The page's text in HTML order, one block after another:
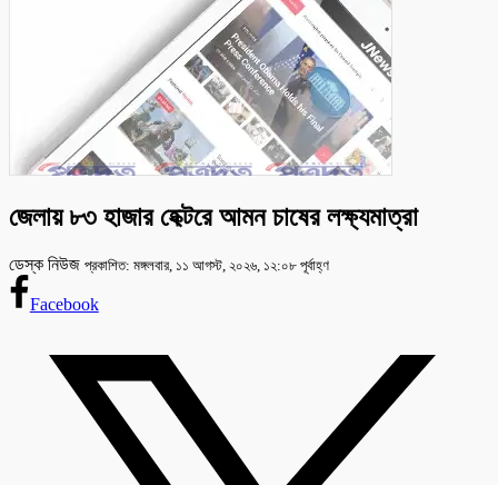
জেলায় ৮৩ হাজার হেক্টরে আমন চাষের লক্ষ্যমাত্রা
ডেস্ক নিউজ প্রকাশিত: মঙ্গলবার, ১১ আগস্ট, ২০২৬, ১২:০৮ পূর্বাহ্ণ
Facebook